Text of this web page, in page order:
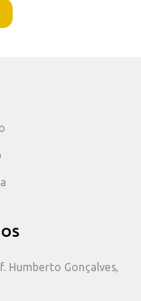
Humberto Gonçalves,